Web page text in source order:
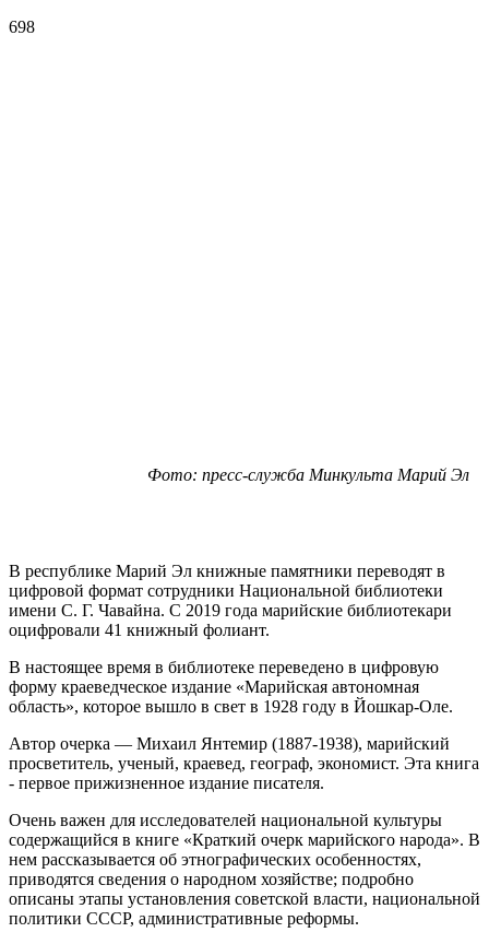
698
Фото: пресс-служба Минкульта Марий Эл
В республике Марий Эл книжные памятники переводят в
цифровой формат сотрудники Национальной библиотеки
имени С. Г. Чавайна. С 2019 года марийские библиотекари
оцифровали 41 книжный фолиант.
В настоящее время в библиотеке переведено в цифровую
форму краеведческое издание «Марийская автономная
область», которое вышло в свет в 1928 году в Йошкар-Оле.
Автор очерка — Михаил Янтемир (1887-1938), марийский
просветитель, ученый, краевед, географ, экономист. Эта книга
- первое прижизненное издание писателя.
Очень важен для исследователей национальной культуры
содержащийся в книге «Краткий очерк марийского народа». В
нем рассказывается об этнографических особенностях,
приводятся сведения о народном хозяйстве; подробно
описаны этапы установления советской власти, национальной
политики СССР, административные реформы.